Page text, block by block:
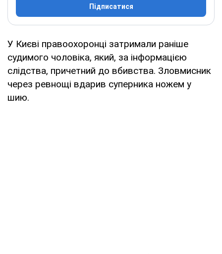
Підписатися
У Києві правоохоронці затримали раніше
судимого чоловіка, який, за інформацією
слідства, причетний до вбивства. Зловмисник
через ревнощі вдарив суперника ножем у
шию.